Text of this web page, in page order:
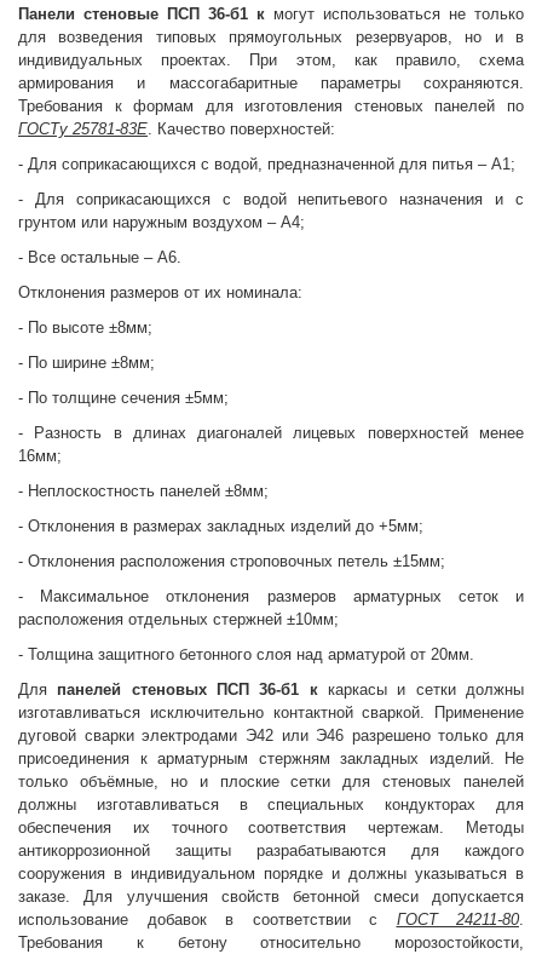
Панели стеновые ПСП 36-б1 к могут использоваться не только
для возведения типовых прямоугольных резервуаров, но и в
индивидуальных проектах. При этом, как правило, схема
армирования и массогабаритные параметры сохраняются.
Требования к формам для изготовления стеновых панелей по
ГОСТу 25781-83Е. Качество поверхностей:
- Для соприкасающихся с водой, предназначенной для питья – А1;
- Для соприкасающихся с водой непитьевого назначения и с
грунтом или наружным воздухом – А4;
- Все остальные – А6.
Отклонения размеров от их номинала:
- По высоте ±8мм;
- По ширине ±8мм;
- По толщине сечения ±5мм;
- Разность в длинах диагоналей лицевых поверхностей менее
16мм;
- Неплоскостность панелей ±8мм;
- Отклонения в размерах закладных изделий до +5мм;
- Отклонения расположения строповочных петель ±15мм;
- Максимальное отклонения размеров арматурных сеток и
расположения отдельных стержней ±10мм;
- Толщина защитного бетонного слоя над арматурой от 20мм.
Для панелей стеновых ПСП 36-б1 ккаркасы и сетки должны
изготавливаться исключительно контактной сваркой. Применение
дуговой сварки электродами Э42 или Э46 разрешено только для
присоединения к арматурным стержням закладных изделий. Не
только объёмные, но и плоские сетки для стеновых панелей
должны изготавливаться в специальных кондукторах для
обеспечения их точного соответствия чертежам. Методы
антикоррозионной защиты разрабатываются для каждого
сооружения в индивидуальном порядке и должны указываться в
заказе. Для улучшения свойств бетонной смеси допускается
использование добавок в соответствии с ГОСТ 24211-80.
Требования к бетону относительно морозостойкости,